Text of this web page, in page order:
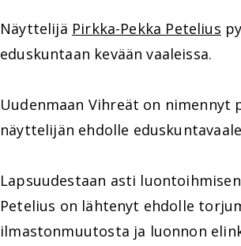
Näyttelijä Pirkka-Pekka Petelius
eduskuntaan kevään vaaleissa.
Uudenmaan Vihreät on nimennyt
näyttelijän ehdolle
Lapsuudestaan asti
Petelius on lähtenyt ehdolle
ilmastonmuutosta ja luonnon